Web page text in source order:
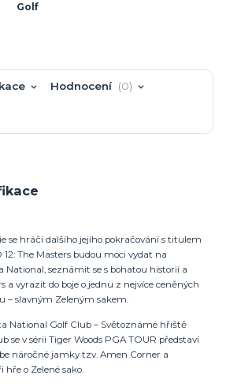
Golf
Hodnocení 0
se hráči dalšího jejího pokračování s titulem
The Masters budou moci vydat na
seznámit se s bohatou historií a
a vyrazit do boje o jednu z nejvíce ceněných
– slavným Zeleným sakem.
National Golf Club – Světoznámé hřiště
se v sérii Tiger Woods PGA TOUR představí
náročné jamky tzv. Amen Corner a
o Zelené sako.